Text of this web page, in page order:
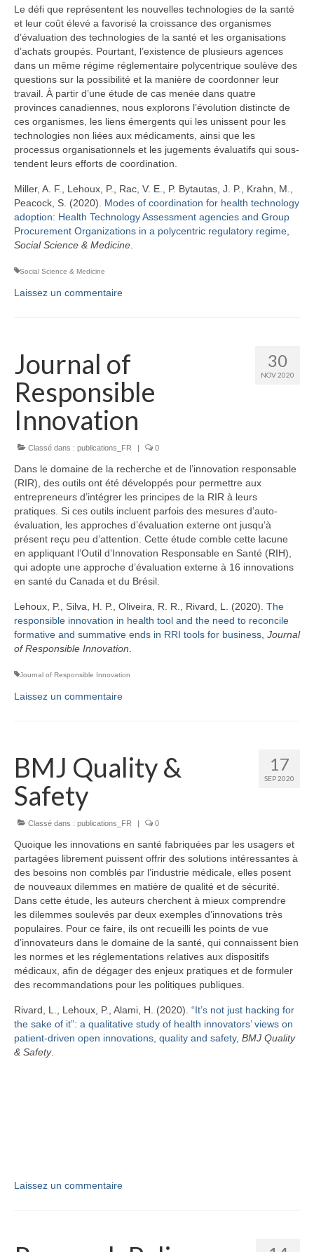
Le défi que représentent les nouvelles technologies de la santé
et leur coût élevé a favorisé la croissance des organismes
d’évaluation des technologies de la santé et les organisations
d’achats groupés. Pourtant, l’existence de plusieurs agences
dans un même régime réglementaire polycentrique soulève des
questions sur la possibilité et la manière de coordonner leur
travail. À partir d’une étude de cas menée dans quatre
provinces canadiennes, nous explorons l’évolution distincte de
ces organismes, les liens émergents qui les unissent pour les
technologies non liées aux médicaments, ainsi que les
processus organisationnels et les jugements évaluatifs qui sous-
tendent leurs efforts de coordination.
Miller, A. F., Lehoux, P., Rac, V. E., P. Bytautas, J. P., Krahn, M.,
Peacock, S. (2020). Modes of coordination for health technology
adoption: Health Technology Assessment agencies and Group
Procurement Organizations in a polycentric regulatory regime
Social Science & Medicine
Social Science & Medicine
Laissez un commentaire
30
NOV 2020
Journal of
Responsible
Innovation
Classé dans : publications_FR | 0
Dans le domaine de la recherche et de l’innovation responsable
(RIR), des outils ont été développés pour permettre aux
entrepreneurs d’intégrer les principes de la RIR à leurs
pratiques. Si ces outils incluent parfois des mesures d’auto-
évaluation, les approches d’évaluation externe ont jusqu’à
présent reçu peu d’attention. Cette étude comble cette lacune
en appliquant l’Outil d’Innovation Responsable en Santé (RIH),
qui adopte une approche d’évaluation externe à 16 innovations
en santé du Canada et du Brésil.
Lehoux, P., Silva, H. P., Oliveira, R. R., Rivard, L. (2020). The
responsible innovation in health tool and the need to reconcile
formative and summative ends in RRI tools for business Journal
of Responsible Innovation
Journal of Responsible Innovation
Laissez un commentaire
17
SEP 2020
BMJ Quality &
Safety
Classé dans : publications_FR | 0
Quoique les innovations en santé fabriquées par les usagers et
partagées librement puissent offrir des solutions intéressantes à
des besoins non comblés par l’industrie médicale, elles posent
de nouveaux dilemmes en matière de qualité et de sécurité.
Dans cette étude, les auteurs cherchent à mieux comprendre
les dilemmes soulevés par deux exemples d’innovations très
populaires. Pour ce faire, ils ont recueilli les points de vue
d’innovateurs dans le domaine de la santé, qui connaissent bien
les normes et les réglementations relatives aux dispositifs
médicaux, afin de dégager des enjeux pratiques et de formuler
des recommandations pour les politiques publiques.
Rivard, L. Lehoux, P. Alami, H. (2020). “It’s not just hacking for
the sake of it”: a qualitative study of health innovators’ views on
patient-driven open innovations, quality and safety, BMJ Quality
& Safety.
Laissez un commentaire